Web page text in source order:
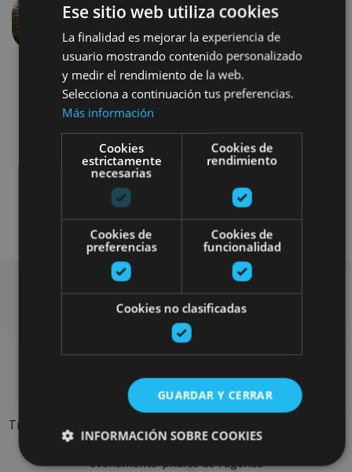
Précédent
Rechercher plus de
sorties
Trouvez des sorties et des propositions pour compléter votre
séjour en Navarre : activités organisées, visites et les
évènements-phares de l'agenda
Ese sitio web utiliza cookies
La finalidad es mejorar la experiencia de
usuario mostrando contenido personalizado
y medir el rendimiento de la web.
Selecciona a continuación tus preferencias.
Más información
Cookies
estrictamente
necesarias
Cookies de
rendimiento
Cookies de
preferencias
Cookies de
funcionalidad
Cookies no clasificadas
GUARDAR Y CERRAR
INFORMACIÓN SOBRE COOKIES